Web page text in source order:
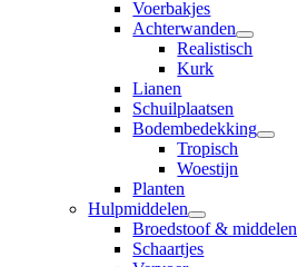
Voerbakjes
Achterwanden
Realistisch
Kurk
Lianen
Schuilplaatsen
Bodembedekking
Tropisch
Woestijn
Planten
Hulpmiddelen
Broedstoof & middelen
Schaartjes